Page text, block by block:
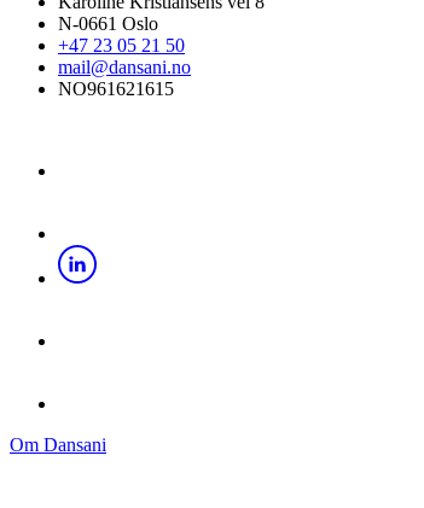
N-0661 Oslo
+47 23 05 21 50
mail@dansani.no
NO961621615
Om Dansani